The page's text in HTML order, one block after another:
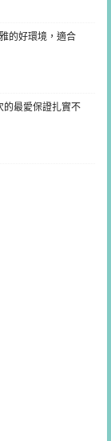
的好環境，適合
的最愛保證扎實不